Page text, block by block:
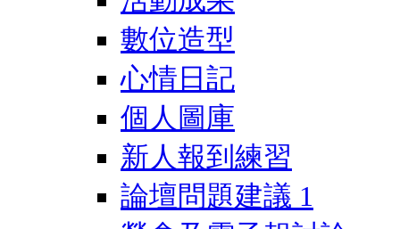
數位造型
心情日記
個人圖庫
新人報到練習
論壇問題建議 1